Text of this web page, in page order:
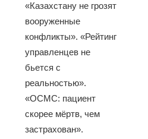
«Казахстану не грозят
вооруженные
конфликты». «Рейтинг
управленцев не
бьется с
реальностью».
«ОСМС: пациент
скорее мёртв, чем
застрахован».